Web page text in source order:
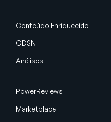
Conteúdo Enriquecido
GDSN
Análises
PowerReviews
Marketplace